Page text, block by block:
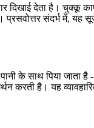
दिखाई देता है।
संदर्भ में, यह
पानी के साथ पिया
करती है। यह